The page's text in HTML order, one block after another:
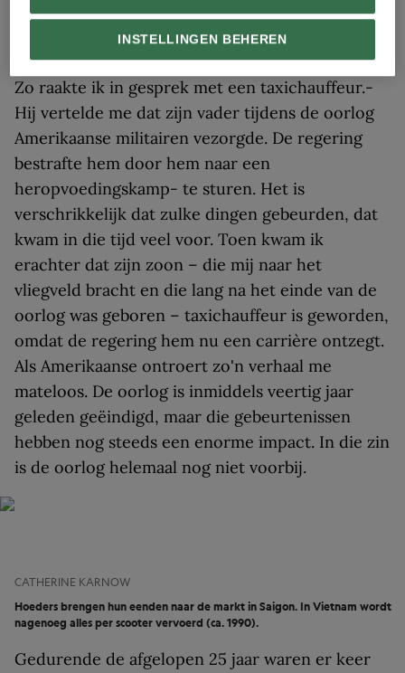
Zo raakte ik in gesprek met een taxichauffeur.-
Hij vertelde me dat zijn vader tijdens de oorlog
Amerikaanse militairen vezorgde. De regering
bestrafte hem door hem naar een
heropvoedingskamp- te sturen. Het is
verschrikkelijk dat zulke dingen gebeurden, dat
kwam in die tijd veel voor. Toen kwam ik
erachter dat zijn zoon – die mij naar het
vliegveld bracht en die lang na het einde van de
oorlog was geboren – taxichauffeur is geworden,
omdat de regering hem nu een carrière ontzegt.
Als Amerikaanse ontroert zo'n verhaal me
mateloos. De oorlog is inmiddels veertig jaar
geleden geëindigd, maar die gebeurtenissen
hebben nog steeds een enorme impact. In die zin
is de oorlog helemaal nog niet voorbij.
CATHERINE KARNOW
Hoeders brengen hun eenden naar de markt in Saigon. In Vietnam wordt
nagenoeg alles per scooter vervoerd (ca. 1990).
Gedurende de afgelopen 25 jaar waren er keer
INSTELLINGEN BEHEREN